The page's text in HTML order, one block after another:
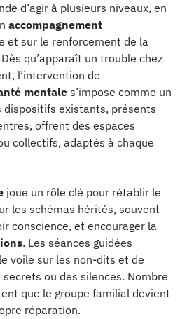
d’agir à plusieurs niveaux, en
accompagnement
et sur le renforcement de la
Dès qu’apparaît un trouble chez
l’intervention de
mentales’impose comme un
dispositifs existants, présents
offrent des espaces
collectifs, adaptés à chaque
joue un rôle clé pour rétablir le
les schémas hérités, souvent
conscience, et encourager la
. Les séances guidées
voile sur les non-dits et de
ou des silences. Nombre
que le groupe familial devient
réparation.